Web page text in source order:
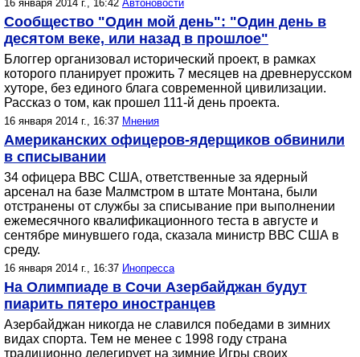
16 января 2014 г., 16:42 Автоновости
Сообщество "Один мой день": "Один день в
десятом веке, или назад в прошлое"
Блоггер организовал исторический проект, в рамках
которого планирует прожить 7 месяцев на древнерусском
хуторе, без единого блага современной цивилизации.
Рассказ о том, как прошел 111-й день проекта.
16 января 2014 г., 16:37 Мнения
Американских офицеров-ядерщиков обвинили
в списывании
34 офицера ВВС США, ответственные за ядерный
арсенал на базе Малмстром в штате Монтана, были
отстранены от службы за списывание при выполнении
ежемесячного квалификационного теста в августе и
сентябре минувшего года, сказала министр ВВС США в
среду.
16 января 2014 г., 16:37 Инопресса
На Олимпиаде в Сочи Азербайджан будут
пиарить пятеро иностранцев
Азербайджан никогда не славился победами в зимних
видах спорта. Тем не менее с 1998 году страна
традиционно делегирует на зимние Игры своих